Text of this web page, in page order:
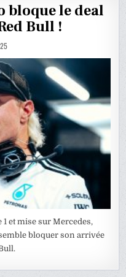
bloque le deal
Bull !
et mise sur Mercedes,
bloquer son arrivée